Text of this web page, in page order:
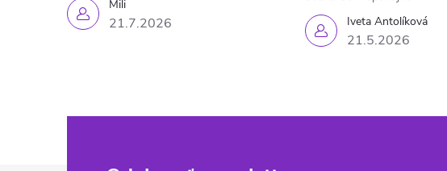
Mili
21.7.2026 Iveta Antolíková
21.5.2026